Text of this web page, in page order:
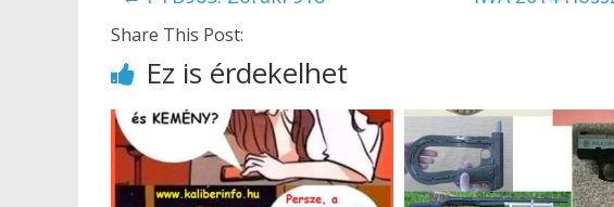
Share This Post:
Ez is érdekelhet